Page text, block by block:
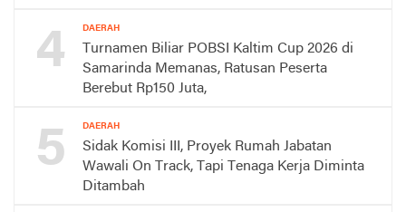
4 DAERAH
Turnamen Biliar POBSI Kaltim Cup 2026 di
Samarinda Memanas, Ratusan Peserta
Berebut Rp150 Juta,
5 DAERAH
Sidak Komisi III, Proyek Rumah Jabatan
Wawali On Track, Tapi Tenaga Kerja Diminta
Ditambah